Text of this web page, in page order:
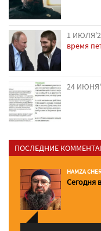
1
время
24
ПОСЛЕДНИЕ
HAMZA
Сегодня